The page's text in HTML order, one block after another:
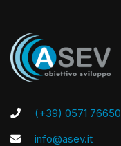
(+39) 0571 76650
info@asev.it